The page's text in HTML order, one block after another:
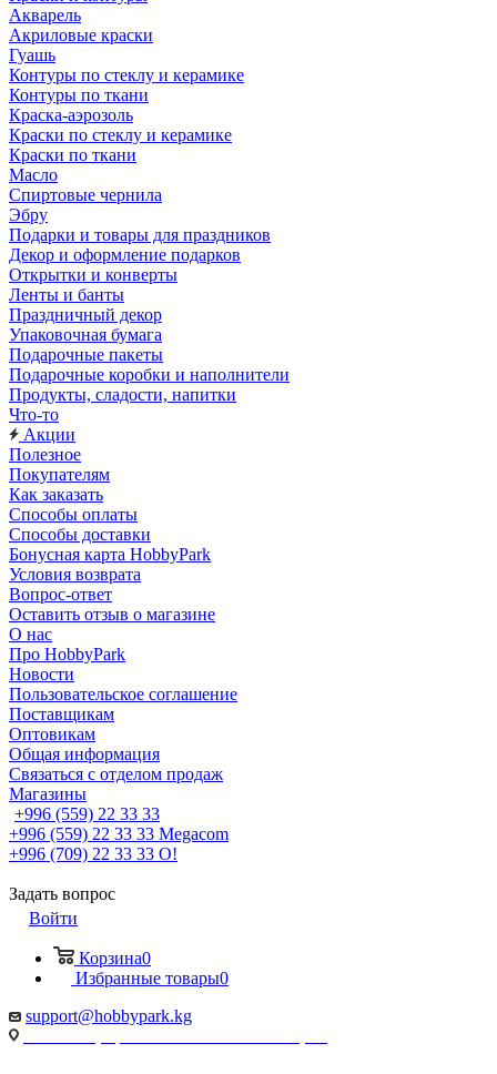
Акварель
Акриловые краски
Гуашь
Контуры по стеклу и керамике
Контуры по ткани
Краска-аэрозоль
Краски по стеклу и керамике
Краски по ткани
Масло
Спиртовые чернила
Эбру
Подарки и товары для праздников
Декор и оформление подарков
Открытки и конверты
Ленты и банты
Праздничный декор
Упаковочная бумага
Подарочные пакеты
Подарочные коробки и наполнители
Продукты, сладости, напитки
Что-то
Акции
Полезное
Покупателям
Как заказать
Способы оплаты
Способы доставки
Бонусная карта HobbyPark
Условия возврата
Вопрос-ответ
Оставить отзыв о магазине
О нас
Про HobbyPark
Новости
Пользовательское соглашение
Поставщикам
Оптовикам
Общая информация
Связаться с отделом продаж
Магазины
+996 (559) 22 33 33
+996 (559) 22 33 33 Megacom
+996 (709) 22 33 33 O!
Задать вопрос
Войти
Корзина0
Избранные товары0
support@hobbypark.kg